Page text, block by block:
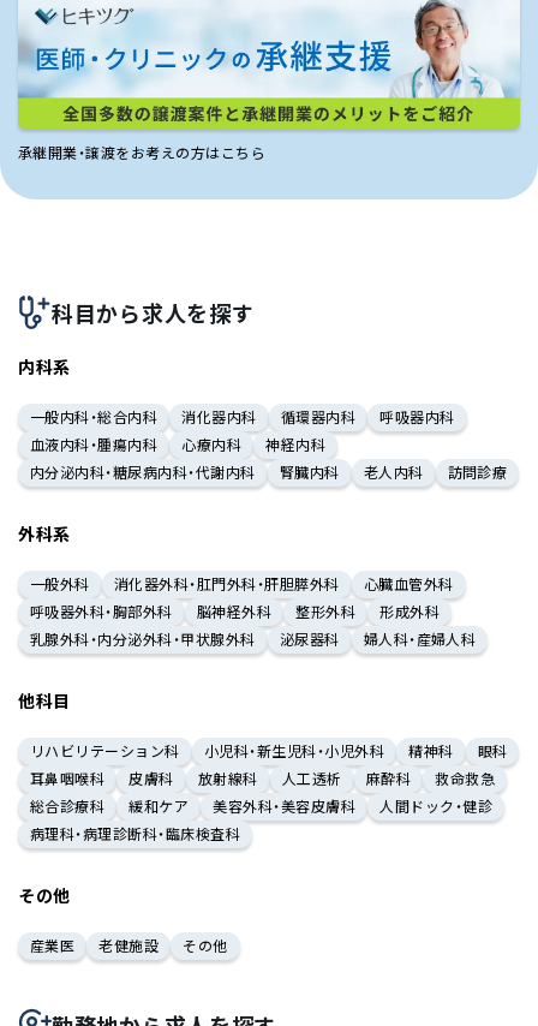
承継開業・譲渡をお考えの方はこちら
科目から求人を探す
内科系
一般内科・総合内科 消化器内科 循環器内科
呼吸器内科
血液内科・腫瘍内科
心療内科
神経内科
内分泌内科・糖尿病内科・代謝内科
腎臓内科 老人内科 訪問診療
外科系
一般外科 消化器外科・肛門外科・肝胆膵外科
心臓血管外科
呼吸器外科・胸部外科
脳神経外科 整形外科
形成外科
乳腺外科・内分泌外科・甲状腺外科
泌尿器科 婦人科・産婦人科
他科目
リハビリテーション科 小児科・新生児科・小児外科 精神科
眼科
耳鼻咽喉科
皮膚科 放射線科 人工透析 麻酔科
救命救急
総合診療科
緩和ケア 美容外科・美容皮膚科
人間ドック・健診
病理科・病理診断科・臨床検査科
その他
産業医 老健施設 その他